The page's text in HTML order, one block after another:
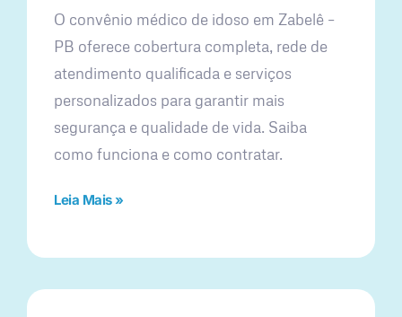
O convênio médico de idoso em Zabelê –
PB oferece cobertura completa, rede de
atendimento qualificada e serviços
personalizados para garantir mais
segurança e qualidade de vida. Saiba
como funciona e como contratar.
Leia Mais »